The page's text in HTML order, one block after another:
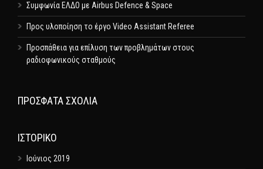
Συμφωνία ΕΛΔΟ με Airbus Defence & Space
Προς υλοποίηση το έργο Video Assistant Referee
Προσπάθεια για επίλυση των προβλημάτων στους
ραδιοφωνικούς σταθμούς
ΠΡΌΣΦΑΤΑ ΣΧΌΛΙΑ
ΙΣΤΟΡΙΚΌ
Ιούνιος 2019